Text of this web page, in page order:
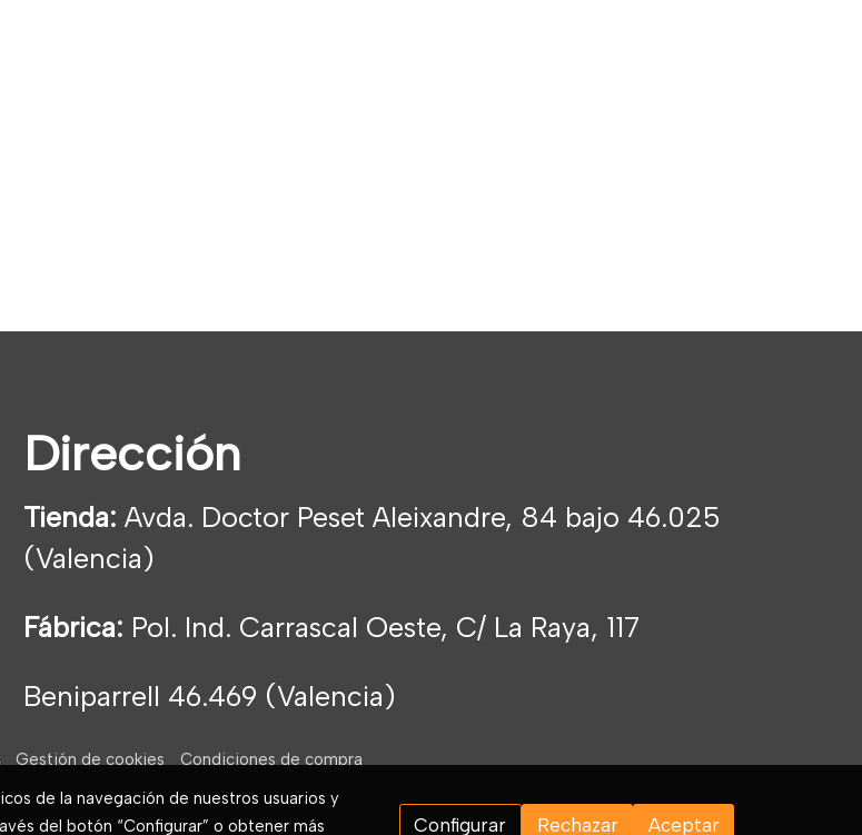
Dirección
Tienda: Avda. Doctor Peset Aleixandre, 84 bajo 46.025
(Valencia)
Fábrica: Pol. Ind. Carrascal Oeste, C/ La Raya, 117
Beniparrell 46.469 (Valencia)
Gestión de cookies
Condiciones de compra
de la navegación de nuestros usuarios y
del botón “Configurar” o obtener más
Configurar Rechazar Aceptar